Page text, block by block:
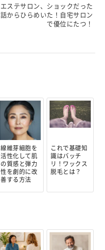
エステサロン、ショックだった
話からひらめいた！自宅サロン
で優位にたつ！
線維芽細胞を
活性化して肌
の質感と弾力
性を劇的に改
善する方法
これで基礎知
識はバッチ
リ！ワックス
脱毛とは？